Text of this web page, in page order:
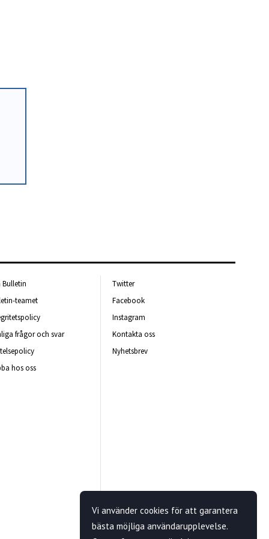
Bulletin
teamet
frågor och svar
hos oss
Twitter
Facebook
Instagram
Kontakta oss
Nyhetsbrev
Vi använder cookies för att garantera
bästa möjliga användarupplevelse.